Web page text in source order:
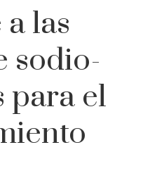
las
sodio-
para el